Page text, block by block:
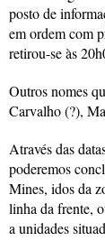
posto de
em ordem com
retirou-se às
Outros nomes
Carvalho (?),
Através das
poderemos
Mines, idos da
linha da frente,
a unidades